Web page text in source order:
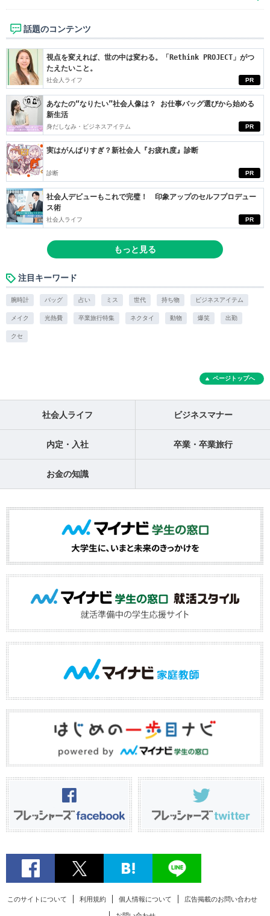
話題のコンテンツ
PR
視点を変えれば、世の中は変わる。「Rethink PROJECT」がつ
たえたいこと。
社会人ライフ
PR
あなたの“なりたい”社会人像は？ お仕事バッグ選びから始める
新生活
身だしなみ・ビジネスアイテム
PR
実はがんばりすぎ？新社会人『お疲れ度』診断
診断
PR
社会人デビューもこれで完璧！ 印象アップのセルフプロデュー
ス術
社会人ライフ
もっと見る
注目キーワード
腕時計 バッグ 占い ミス 世代 持ち物 ビジネスアイテム
メイク 光熱費 卒業旅行特集 ネクタイ 動物 爆笑 出勤
クセ
ページトップへ
社会人ライフ ビジネスマナー
内定・入社 卒業・卒業旅行
お金の知識
このサイトについて 利用規約 個人情報について 広告掲載のお問い合わせ